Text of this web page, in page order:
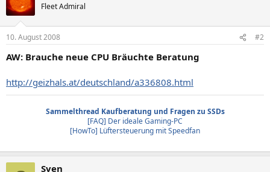
Fleet Admiral
10. August 2008 #2
AW: Brauche neue CPU Bräuchte Beratung
http://geizhals.at/deutschland/a336808.html
Sammelthread Kaufberatung und Fragen zu SSDs
[FAQ] Der ideale Gaming-PC
[HowTo] Lüftersteuerung mit Speedfan
Sven